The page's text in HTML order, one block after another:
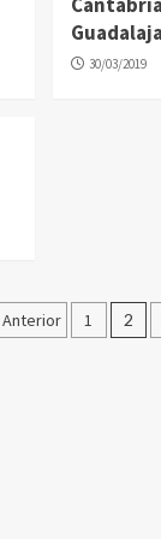
30/03/2019
Anterior 1 2